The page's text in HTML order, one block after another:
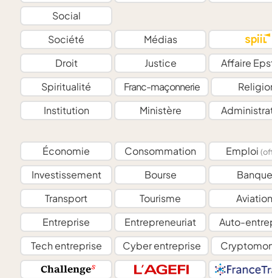
Social
Société
Médias
Droit
Justice
Affaire
Spiritualité
Franc-maçonnerie
Institution
Ministère
Économie Consommation Emploi
Investissement Bourse
Banque
Transport
Tourisme
Aviation
Entreprise
Entrepreneuriat
Auto-
Tech entreprise
Cyber entreprise